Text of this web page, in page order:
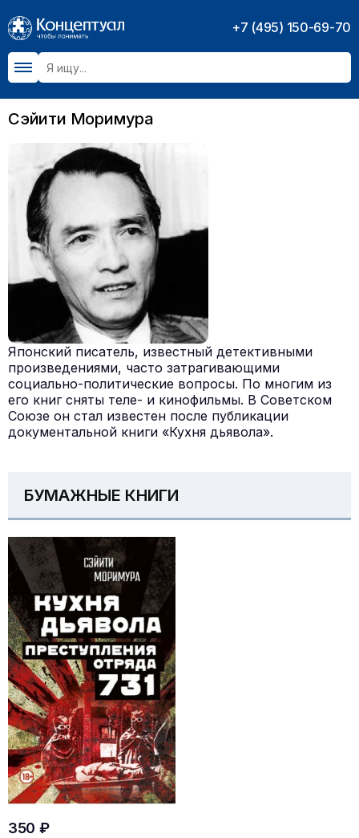
+7 (495) 150-69-70
Сэйити Моримура
Японский писатель, известный детективными
произведениями, часто затрагивающими
социально-политические вопросы. По многим из
его книг сняты теле- и кинофильмы. В Советском
Союзе он стал известен после публикации
документальной книги «Кухня дьявола».
БУМАЖНЫЕ КНИГИ
350 ₽